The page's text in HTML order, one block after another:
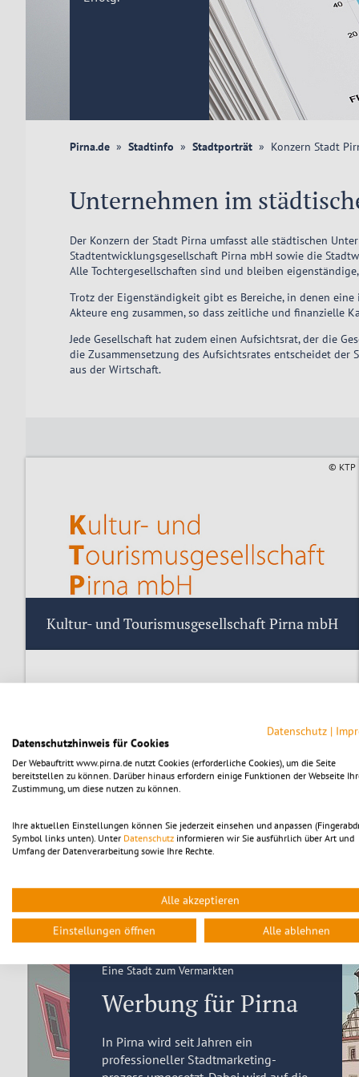
Pirna.de Stadtinfo Stadtporträt Konzern Stadt
Unternehmen im
Der Konzern der Stadt Pirna umfasst alle städtischen
Stadtentwicklungsgesellschaft Pirna mbH sowie die
Alle Tochtergesellschaften sind und bleiben
Trotz der Eigenständigkeit gibt es Bereiche, in denen
Akteure eng zusammen, so dass zeitliche und finanzielle
Jede Gesellschaft hat zudem einen Aufsichtsrat, der die
die Zusammensetzung des Aufsichtsrates entscheidet
aus der Wirtschaft.
© KTP
Kultur- und Tourismusgesellschaft Pirna mbH
Kultur- und Tourismusgesellschaft Pirna mbH (KTP)
Abwasser, Fernwärme, Strom, Erdgas und den
Bäderbetrieb.
Stadtwerke Pirna GmbH (SWP)
Eine Stadt zum Vermarkten
Werbung für Pirna
In Pirna wird seit Jahren ein
professioneller Stadtmarketing-
Datenschutz |
Datenschutzhinweis für Cookies
Der Webauftritt www.pirna.de nutzt Cookies (erforderliche Cookies), um die Seite
bereitstellen zu können. Darüber hinaus erfordern einige Funktionen der Webseite
Zustimmung, um diese nutzen zu können.
Ihre aktuellen Einstellungen können Sie jederzeit einsehen und anpassen
Symbol links unten). Unter Datenschutz informieren wir Sie ausführlich über Art und
Umfang der Datenverarbeitung sowie Ihre Rechte.
Alle akzeptieren
Einstellungen öffnen Alle ablehnen